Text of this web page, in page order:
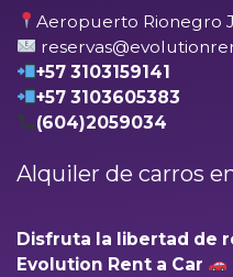
Aeropuerto Rionegro
+57 3103159141
+57 3103605383
(604)2059034
Alquiler de carros
Disfruta la libertad de
Evolution Rent a Car